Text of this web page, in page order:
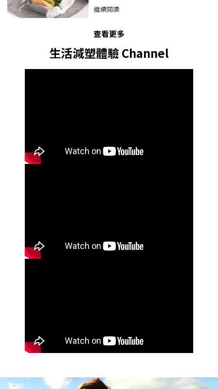
繼續閱讀
查看更多
生活減塑體驗 Channel